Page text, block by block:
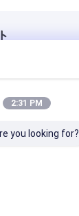
2:31 PM
you looking for?